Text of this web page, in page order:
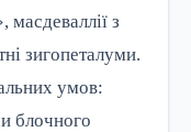
з
зигопеталуми.
умов:
блочного